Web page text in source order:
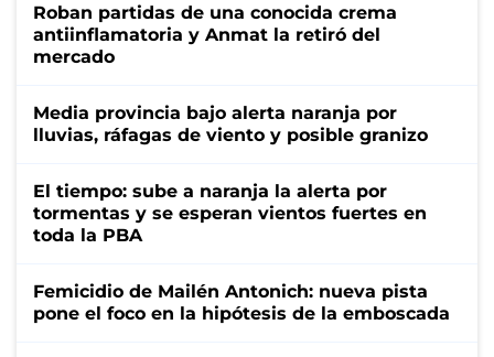
Roban partidas de una conocida crema
antiinflamatoria y Anmat la retiró del
mercado
Media provincia bajo alerta naranja por
lluvias, ráfagas de viento y posible granizo
El tiempo: sube a naranja la alerta por
tormentas y se esperan vientos fuertes en
toda la PBA
Femicidio de Mailén Antonich: nueva pista
pone el foco en la hipótesis de la emboscada